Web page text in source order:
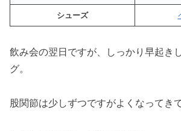
シューズ
飲み会の翌日ですが、しっかり早起き
グ。
股関節は少しずつですがよくなってき